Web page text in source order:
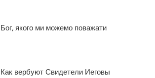
Бог, якого ми можемо поважати
Как вербуют Свидетели Иеговы